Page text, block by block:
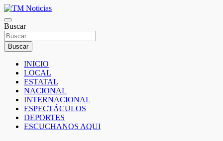
Saltar
al
contenido
TM Noticias
TM Noticias
Buscar
Buscar
INICIO
LOCAL
ESTATAL
NACIONAL
INTERNACIONAL
ESPECTÁCULOS
DEPORTES
ESCUCHANOS AQUI